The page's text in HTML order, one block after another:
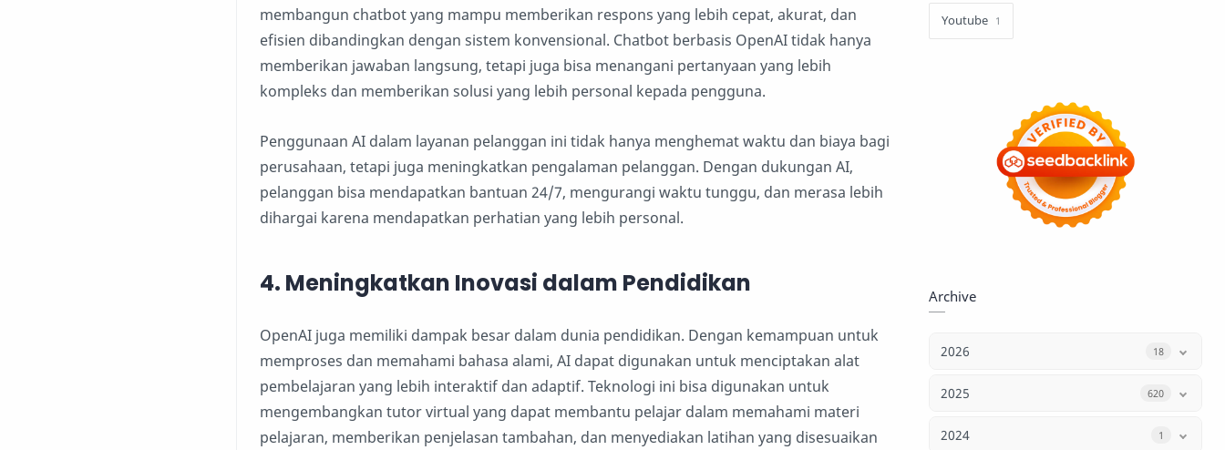
membangun chatbot yang mampu memberikan respons yang lebih cepat, akurat, dan
efisien dibandingkan dengan sistem konvensional. Chatbot berbasis OpenAI tidak hanya
memberikan jawaban langsung, tetapi juga bisa menangani pertanyaan yang lebih
kompleks dan memberikan solusi yang lebih personal kepada pengguna.
Penggunaan AI dalam layanan pelanggan ini tidak hanya menghemat waktu dan biaya bagi
perusahaan, tetapi juga meningkatkan pengalaman pelanggan. Dengan dukungan AI,
pelanggan bisa mendapatkan bantuan 24/7, mengurangi waktu tunggu, dan merasa lebih
dihargai karena mendapatkan perhatian yang lebih personal.
4. Meningkatkan Inovasi dalam Pendidikan
OpenAI juga memiliki dampak besar dalam dunia pendidikan. Dengan kemampuan untuk
memproses dan memahami bahasa alami, AI dapat digunakan untuk menciptakan alat
pembelajaran yang lebih interaktif dan adaptif. Teknologi ini bisa digunakan untuk
mengembangkan tutor virtual yang dapat membantu pelajar dalam memahami materi
pelajaran, memberikan penjelasan tambahan, dan menyediakan latihan yang disesuaikan
Youtube 1
Archive
2026 18
2025 620
2024 1